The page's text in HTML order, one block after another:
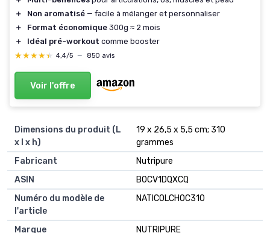
＋
Non aromatisé — facile à mélanger et personnaliser
＋
Format économique 300g ≈ 2 mois
＋
Idéal pré-workout comme booster
★★★★★
★★★★★ 4,4/5 — 850 avis
Voir l'offre
Dimensions du produit (L
x l x h)
19 x 26,5 x 5,5 cm; 310
grammes
Fabricant
Nutripure
ASIN
B0CV1DQXCQ
Numéro du modèle de
l'article
NATICOLCHOC310
Marque
NUTRIPURE